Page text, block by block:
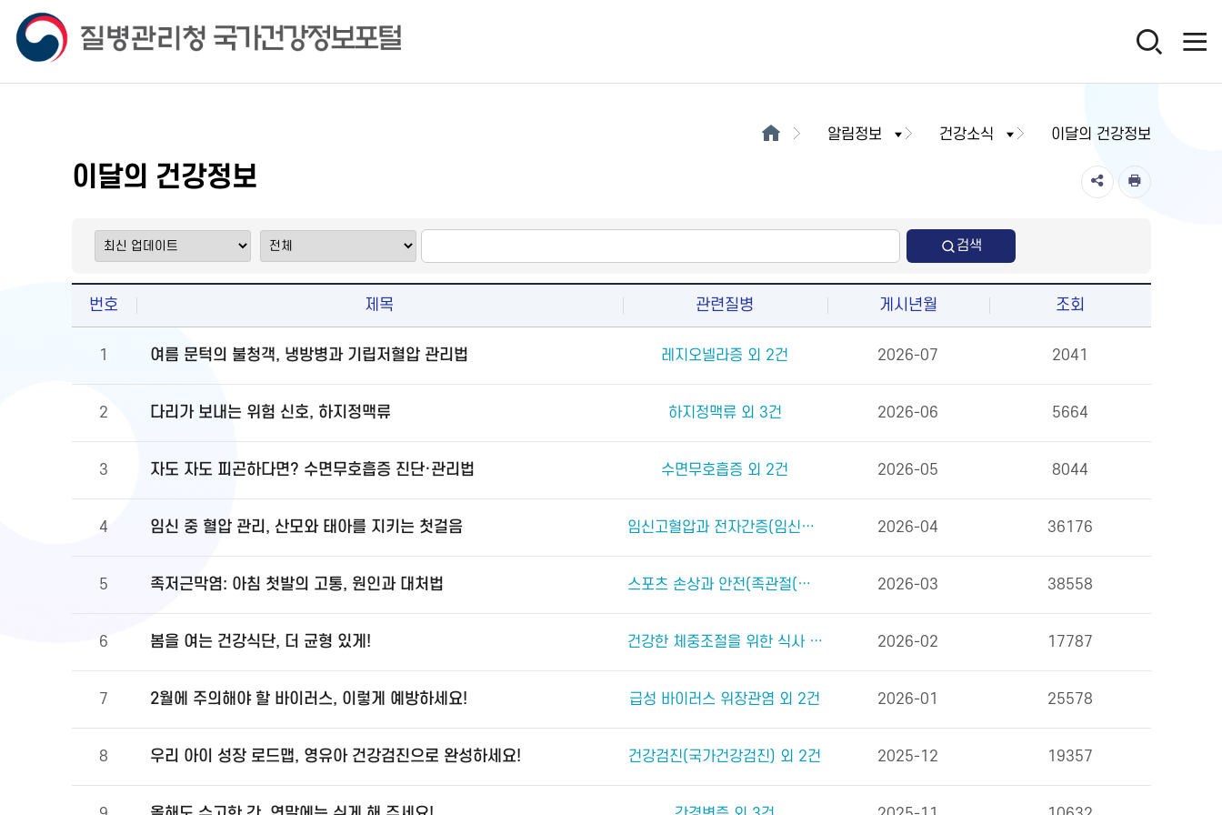
알림정보 건강소식 이달의 건강정보
이달의 건강정보
검색
번호 제목 관련질병 게시년월 조회
1 여름 문턱의 불청객, 냉방병과 기립저혈압 관리법 레지오넬라증 외 2건 2026-07 2041
2 다리가 보내는 위험 신호, 하지정맥류 하지정맥류 외 3건 2026-06 5664
3 자도 자도 피곤하다면? 수면무호흡증 진단·관리법 수면무호흡증 외 2건 2026-05 8044
4 임신 중 혈압 관리, 산모와 태아를 지키는 첫걸음 임신고혈압과 전자간증(임신중독증) 외 4건 2026-04 36176
5 족저근막염: 아침 첫발의 고통, 원인과 대처법 스포츠 손상과 안전(족관절(발목 관절) 손상) 외 2건 2026-03 38558
6 봄을 여는 건강식단, 더 균형 있게! 건강한 체중조절을 위한 식사 외 6건 2026-02 17787
7 2월에 주의해야 할 바이러스, 이렇게 예방하세요! 급성 바이러스 위장관염 외 2건 2026-01 25578
8 우리 아이 성장 로드맵, 영유아 건강검진으로 완성하세요! 건강검진(국가건강검진) 외 2건 2025-12 19357